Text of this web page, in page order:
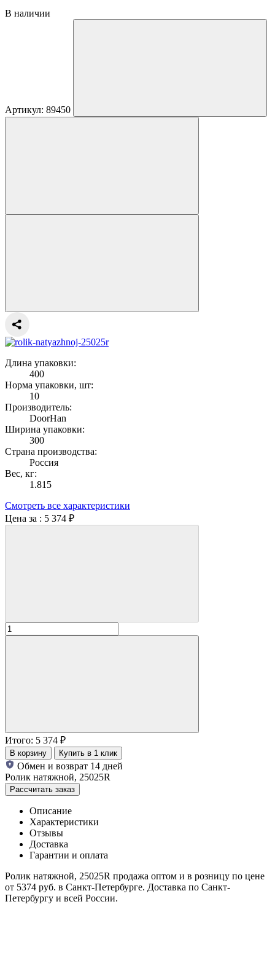
В наличии
Артикул: 89450
Длина упаковки:
400
Норма упаковки, шт:
10
Производитель:
DoorHan
Ширина упаковки:
300
Страна производства:
Россия
Вес, кг:
1.815
Смотреть все характеристики
Цена за : 5 374 ₽
Итого: 5 374 ₽
В корзину Купить в 1 клик
Обмен и возврат 14 дней
Ролик натяжной, 25025R
Рассчитать заказ
Описание
Характеристики
Отзывы
Доставка
Гарантии и оплата
Ролик натяжной, 25025R продажа оптом и в розницу по цене
от 5374 руб. в Санкт-Петербурге. Доставка по Санкт-
Петербургу и всей России.